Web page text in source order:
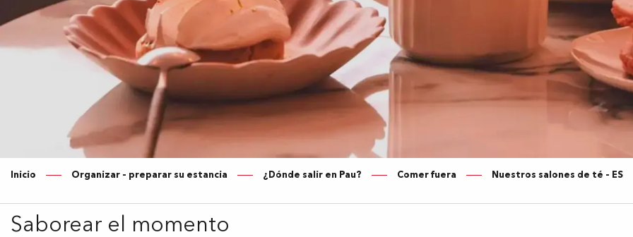
Inicio Organizar – preparar su estancia ¿Dónde salir en Pau? Comer fuera Nuestros salones de té – ES
Saborear el momento